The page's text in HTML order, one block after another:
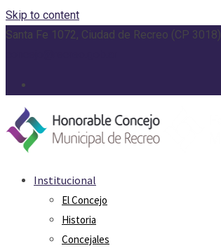
Skip to content
Santa Fe 1072, Ciudad de Recreo (CP 3018)
Institucional
El Concejo
Historia
Concejales